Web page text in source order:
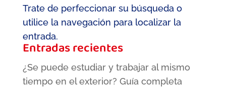
Trate de perfeccionar su búsqueda o
utilice la navegación para localizar la
entrada.
Entradas recientes
¿Se puede estudiar y trabajar al mismo
tiempo en el exterior? Guía completa